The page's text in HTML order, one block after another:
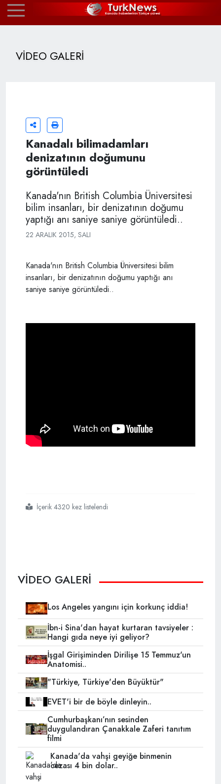
VİDEO GALERİ
Kanadalı bilimadamları
denizatının doğumunu
görüntüledi
Kanada'nın British Columbia Üniversitesi
bilim insanları, bir denizatının doğumu
yaptığı anı saniye saniye görüntüledi..
22 ARALIK 2015, SALI
Kanada'nın British Columbia Üniversitesi bilim
insanları, bir denizatının doğumu yaptığı anı
saniye saniye görüntüledi..
#kanadalı
#bilimadamları
#denizatının
#doğumunu
#görüntüledi
İçerik 4320 kez listelendi
VİDEO GALERİ
Los Angeles yangını için korkunç iddia!
İbn-i Sina'dan hayat kurtaran tavsiyeler :
Hangi gıda neye iyi geliyor?
İşgal Girişiminden Dirilişe 15 Temmuz'un
Anatomisi..
"Türkiye, Türkiye'den Büyüktür"
EVET'i bir de böyle dinleyin..
Cumhurbaşkanı’nın sesinden
duygulandıran Çanakkale Zaferi tanıtım
filmi
Kanada'da vahşi geyiğe binmenin
cezası 4 bin dolar..